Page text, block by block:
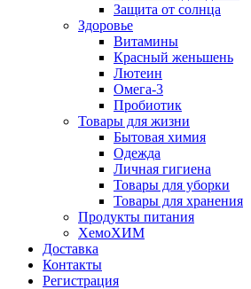
Защита от солнца
Здоровье
Витамины
Красный женьшень
Лютеин
Омега-3
Пробиотик
Товары для жизни
Бытовая химия
Одежда
Личная гигиена
Товары для уборки
Товары для хранения
Продукты питания
ХемоХИМ
Доставка
Контакты
Регистрация